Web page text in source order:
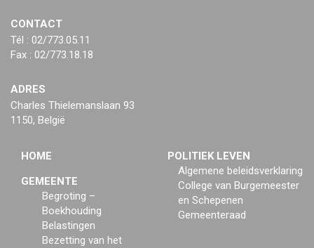
CONTACT
Tél : 02/773.05.11
Fax : 02/773.18.18
ADRES
Charles Thielemanslaan 93
1150, België
HOME
GEMEENTE
Begroting –
Boekhouding
Belastingen
Bezetting van het
POLITIEK LEVEN
Algemene beleidsverklaring
College van Burgemeester
en Schepenen
Gemeenteraad